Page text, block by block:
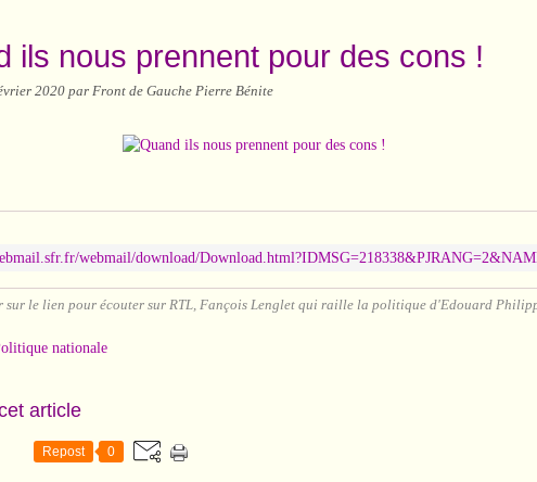
ils nous prennent pour des cons !
2020 par Front de Gauche Pierre Bénite
sur le lien pour écouter sur RTL, Fançois Lenglet qui raille la politique d'Edouard
nationale
article
Repost 0